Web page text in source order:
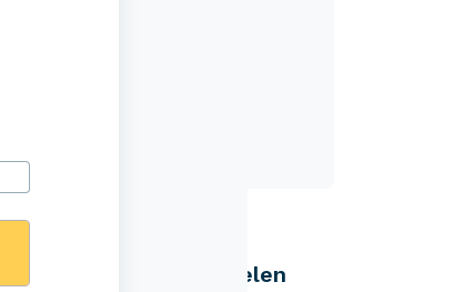
Eenvoudig zelf regelen